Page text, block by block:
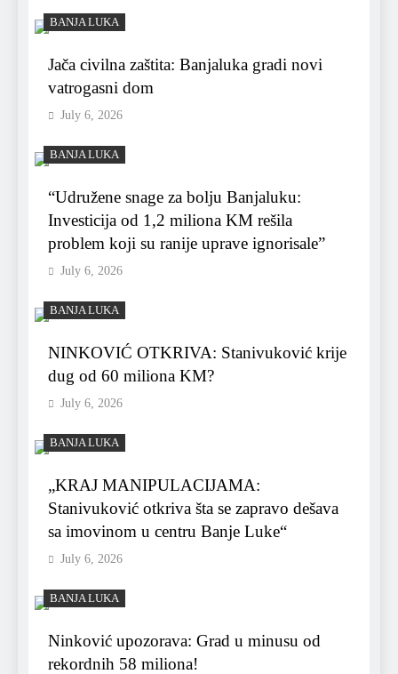
BANJA LUKA
Jača civilna zaštita: Banjaluka gradi novi
vatrogasni dom
July 6, 2026
BANJA LUKA
“Udružene snage za bolju Banjaluku:
Investicija od 1,2 miliona KM rešila
problem koji su ranije uprave ignorisale”
July 6, 2026
BANJA LUKA
NINKOVIĆ OTKRIVA: Stanivuković krije
dug od 60 miliona KM?
July 6, 2026
BANJA LUKA
„KRAJ MANIPULACIJAMA:
Stanivuković otkriva šta se zapravo dešava
sa imovinom u centru Banje Luke“
July 6, 2026
BANJA LUKA
Ninković upozorava: Grad u minusu od
rekordnih 58 miliona!